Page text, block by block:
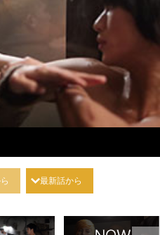
最新話から